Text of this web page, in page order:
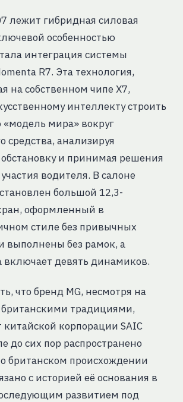
лежит гибридная силовая
особенностью
интеграция системы
R7. Эта технология,
на собственном чипе X7,
интеллекту строить
мира» вокруг
средства, анализируя
и принимая решения
водителя. В салоне
большой 12,3-
оформленный в
стиле без привычных
выполнены без рамок, а
включает девять динамиков.
что бренд MG, несмотря на
британскими традициями,
корпорации SAIC
до сих пор распространено
британском происхождении
с историей её основания в
развитием под